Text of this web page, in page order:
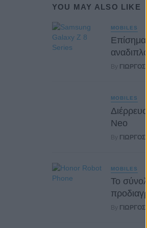
YOU MAY ALSO LIKE
MOBILES
Επίσημα
By ΓΙΏΡΓΟΣ
MOBILES
Neo
By ΓΙΏΡΓΟΣ
MOBILES
Το
By ΓΙΏΡΓΟΣ